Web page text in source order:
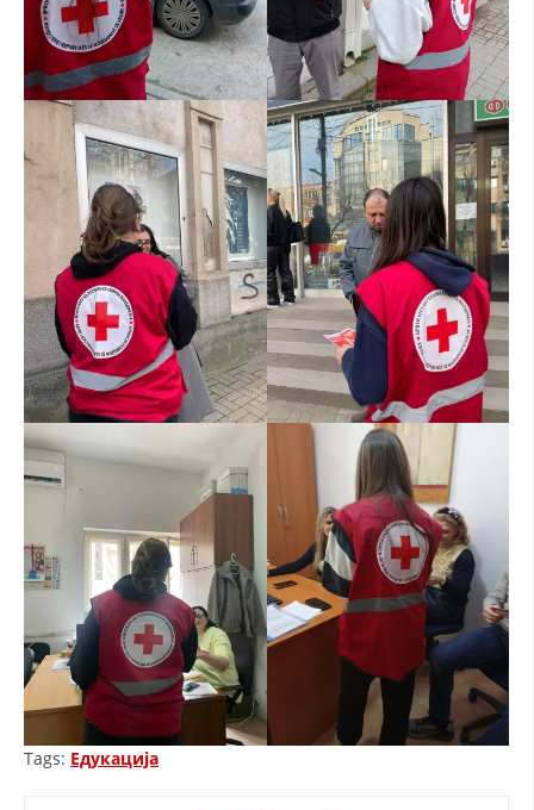
КРВОДАРИТЕЛСТВО
ИНФОРМАЦИИ ЗА БОЛЕСТИ
УСЛУГИ
ЗА НАС
ДЕЈСТВУВАЊЕ
ПРИРАЧНИЦИ
ЕДУКАТИВНО ИНФОРМАТИВНИ МАТЕРИЈАЛИ
БРОШУРИ
ПОСТЕРИ
ПРЕЗЕНТАЦИИ
Tags: Едукација